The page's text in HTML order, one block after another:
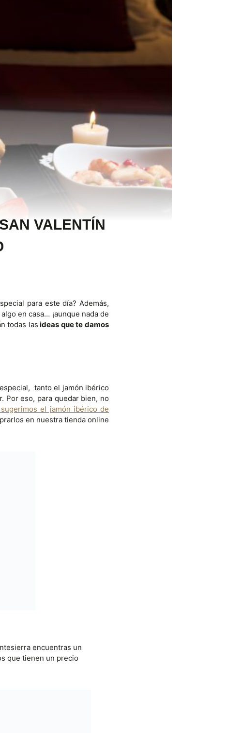
VALENTÍN
para este día? Además,
en casa… ¡aunque nada de
todas las ideas que te damos
tanto el jamón ibérico
Por eso, para quedar bien, no
el jamón ibérico de
en nuestra tienda online
encuentras un
que tienen un precio